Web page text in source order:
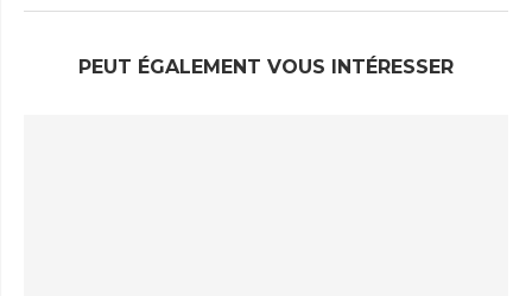
PEUT ÉGALEMENT VOUS INTÉRESSER